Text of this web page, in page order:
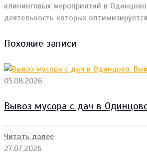
клининговых мероприятий в
деятельность которых
Похожие записи
05.08.2026
Вывоз мусора с дач в
Читать далее
27.07.2026